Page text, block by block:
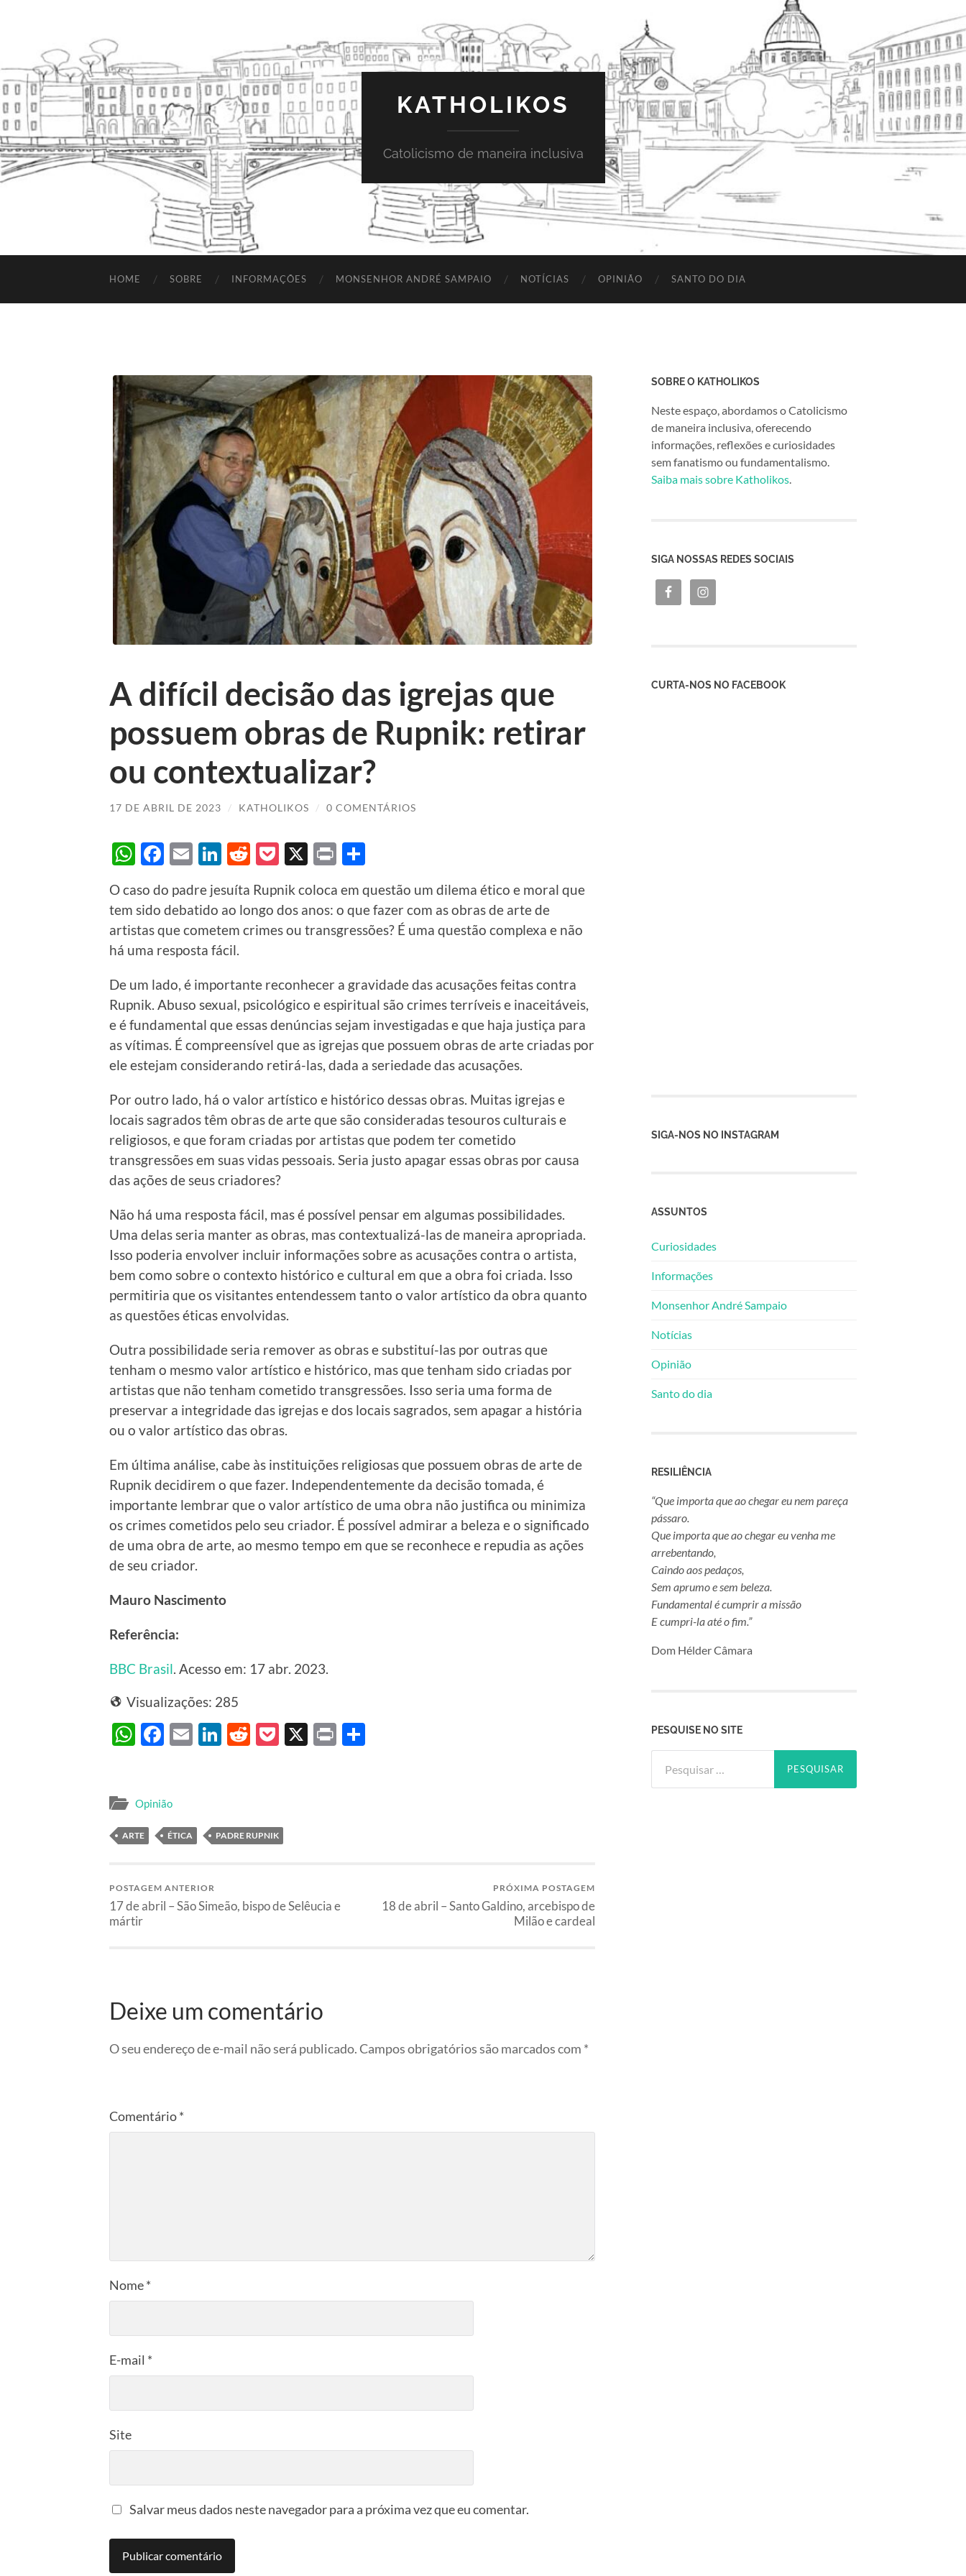
KATHOLIKOS
Catolicismo de maneira inclusiva
HOME SOBRE INFORMAÇÕES MONSENHOR ANDRÉ SAMPAIO NOTÍCIAS OPINIÃO SANTO DO DIA
A difícil decisão das igrejas que
possuem obras de Rupnik: retirar
ou contextualizar?
17 DE ABRIL DE 2023 / KATHOLIKOS / 0 COMENTÁRIOS
WhatsApp
Facebook
EmailLinkedIn
Reddit
Pocket
X Print
O caso do padre jesuíta Rupnik coloca em questão um dilema ético e moral que
tem sido debatido ao longo dos anos: o que fazer com as obras de arte de
artistas que cometem crimes ou transgressões? É uma questão complexa e não
há uma resposta fácil.
De um lado, é importante reconhecer a gravidade das acusações feitas contra
Rupnik. Abuso sexual, psicológico e espiritual são crimes terríveis e inaceitáveis,
e é fundamental que essas denúncias sejam investigadas e que haja justiça para
as vítimas. É compreensível que as igrejas que possuem obras de arte criadas por
ele estejam considerando retirá-las, dada a seriedade das acusações.
Por outro lado, há o valor artístico e histórico dessas obras. Muitas igrejas e
locais sagrados têm obras de arte que são consideradas tesouros culturais e
religiosos, e que foram criadas por artistas que podem ter cometido
transgressões em suas vidas pessoais. Seria justo apagar essas obras por causa
das ações de seus criadores?
Não há uma resposta fácil, mas é possível pensar em algumas possibilidades.
Uma delas seria manter as obras, mas contextualizá-las de maneira apropriada.
Isso poderia envolver incluir informações sobre as acusações contra o artista,
bem como sobre o contexto histórico e cultural em que a obra foi criada. Isso
permitiria que os visitantes entendessem tanto o valor artístico da obra quanto
as questões éticas envolvidas.
Outra possibilidade seria remover as obras e substituí-las por outras que
tenham o mesmo valor artístico e histórico, mas que tenham sido criadas por
artistas que não tenham cometido transgressões. Isso seria uma forma de
preservar a integridade das igrejas e dos locais sagrados, sem apagar a história
ou o valor artístico das obras.
Em última análise, cabe às instituições religiosas que possuem obras de arte de
Rupnik decidirem o que fazer. Independentemente da decisão tomada, é
importante lembrar que o valor artístico de uma obra não justifica ou minimiza
os crimes cometidos pelo seu criador. É possível admirar a beleza e o significado
de uma obra de arte, ao mesmo tempo em que se reconhece e repudia as ações
de seu criador.
Mauro Nascimento
Referência:
BBC Brasil. Acesso em: 17 abr. 2023.
Visualizações: 285
WhatsApp
Facebook
EmailLinkedIn
Reddit
Pocket
X Print
Opinião
ARTE ÉTICA PADRE RUPNIK
POSTAGEM ANTERIOR
17 de abril – São Simeão, bispo de Selêucia e
mártir
PRÓXIMA POSTAGEM
18 de abril – Santo Galdino, arcebispo de
Milão e cardeal
Deixe um comentário
O seu endereço de e-mail não será publicado.Campos obrigatórios são marcados com *
Comentário*
Nome*
E-mail *
Site
Salvar meus dados neste navegador para a próxima vez que eu comentar.
SOBRE O KATHOLIKOS
Neste espaço, abordamos o Catolicismo
de maneira inclusiva, oferecendo
informações, reflexões e curiosidades
sem fanatismo ou fundamentalismo.
Saiba mais sobre Katholikos.
SIGA NOSSAS REDES SOCIAIS
CURTA-NOS NO FACEBOOK
SIGA-NOS NO INSTAGRAM
ASSUNTOS
Curiosidades
Informações
Monsenhor André Sampaio
Notícias
Opinião
Santo do dia
RESILIÊNCIA
“Que importa que ao chegar eu nem pareça
pássaro.
Que importa que ao chegar eu venha me
arrebentando,
Caindo aos pedaços,
Sem aprumo e sem beleza.
Fundamental é cumprir a missão
E cumpri-la até o fim.”
Dom Hélder Câmara
PESQUISE NO SITE
por: